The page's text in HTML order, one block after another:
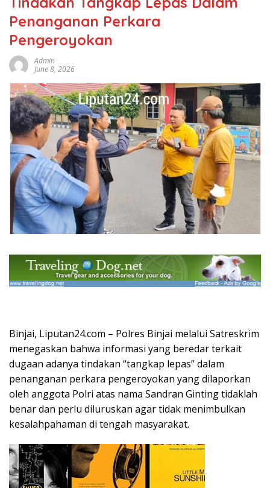
Penanganan Perkara
Pengeroyokan
Admin
June 8, 2026
Binjai, Liputan24.com – Polres Binjai melalui Satreskrim
menegaskan bahwa informasi yang beredar terkait
dugaan adanya tindakan “tangkap lepas” dalam
penanganan perkara pengeroyokan yang dilaporkan
oleh anggota Polri atas nama Sandran Ginting tidaklah
benar dan perlu diluruskan agar tidak menimbulkan
kesalahpahaman di tengah masyarakat.